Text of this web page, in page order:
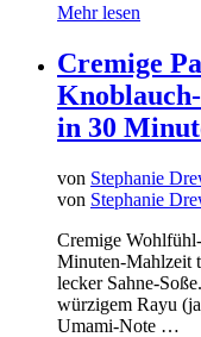
Mehr lesen
Cremige
in 30
von Stephanie
von Stephanie
Cremige
Minuten-Mahlzeit
lecker Sahne-
würzigem Rayu
Umami-Note …